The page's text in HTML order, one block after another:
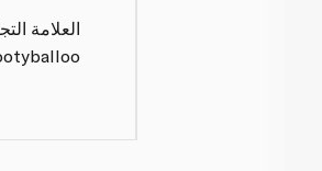
العلامة